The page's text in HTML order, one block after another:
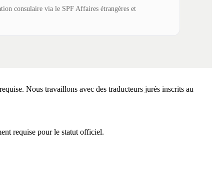
consulaire via le SPF Affaires étrangères et
Nous travaillons avec des traducteurs jurés inscrits au
requise pour le statut officiel.